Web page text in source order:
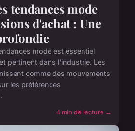
tendances mode
d'achat : Une
mode est essentiel
pertinent dans l'industrie. Les
comme des mouvements
les préférences
4 min de lecture →